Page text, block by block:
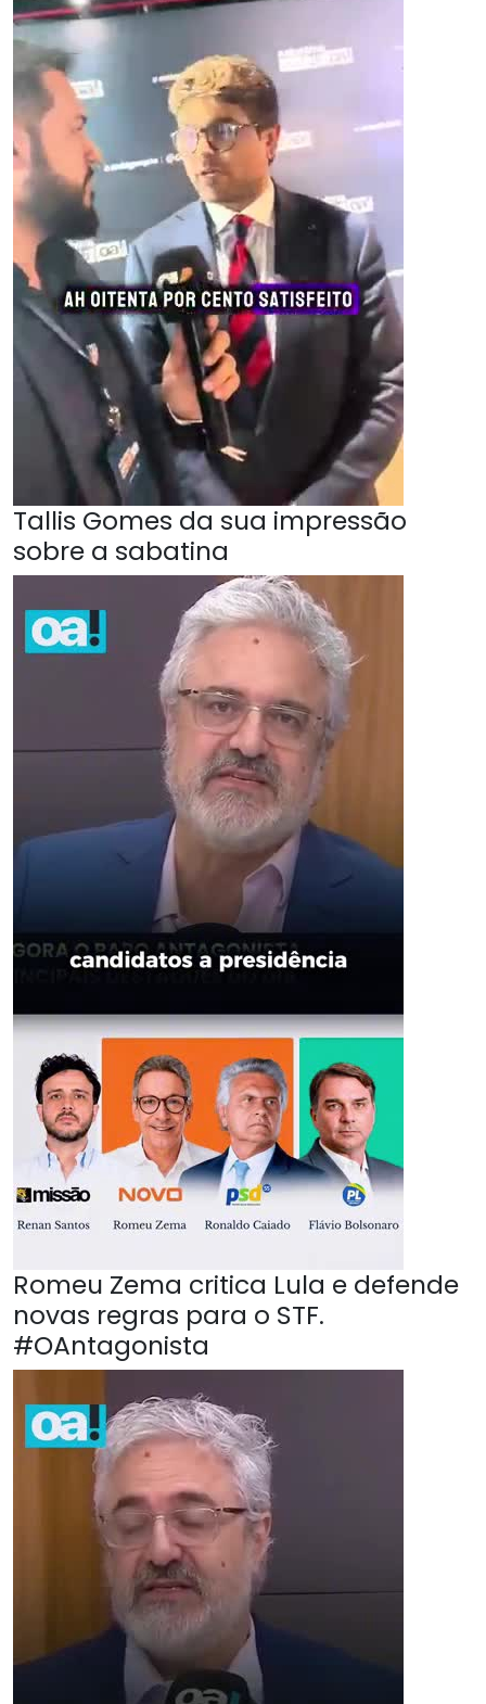
Tallis Gomes da sua impressão
sobre a sabatina
Romeu Zema critica Lula e defende
novas regras para o STF.
#OAntagonista